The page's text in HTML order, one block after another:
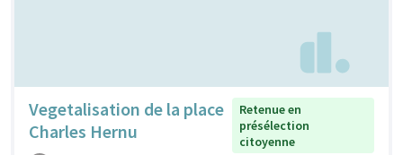
Vegetalisation de la place
Charles Hernu
Retenue en
présélection
citoyenne